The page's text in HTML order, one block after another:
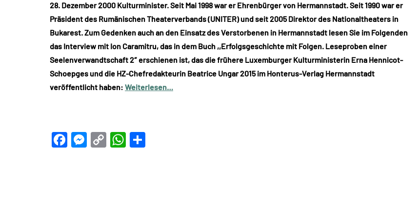
28. Dezember 2000 Kulturminister. Seit Mai 1998 war er Ehrenbürger von Hermannstadt. Seit 1990 war er
Präsident des Rumänischen Theaterverbands (UNITER) und seit 2005 Direktor des Nationaltheaters in
Bukarest. Zum Gedenken auch an den Einsatz des Verstorbenen in Hermannstadt lesen Sie im Folgenden
das Interview mit Ion Caramitru, das in dem Buch ,,Erfolgsgeschichte mit Folgen. Leseproben einer
Seelenverwandtschaft 2″ erschienen ist, das die frühere Luxemburger Kulturministerin Erna Hennicot-
Schoepges und die HZ-Chefredakteurin Beatrice Ungar 2015 im Honterus-Verlag Hermannstadt
veröffentlicht haben: Weiterlesen…
Facebook
Messenger
CopyWhatsApp